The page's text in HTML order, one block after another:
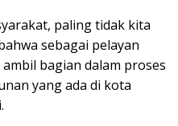
paling tidak kita
sebagai pelayan
bagian dalam proses
yang ada di kota